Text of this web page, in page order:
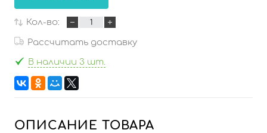
Кол-во:
Рассчитать доставку
В наличии 3 шт.
ОПИСАНИЕ ТОВАРА